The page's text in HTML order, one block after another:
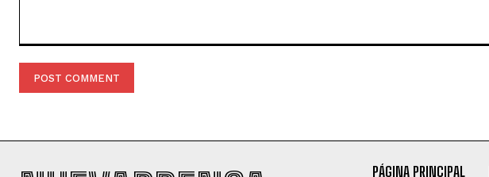
PÁGINA PRINCIPAL